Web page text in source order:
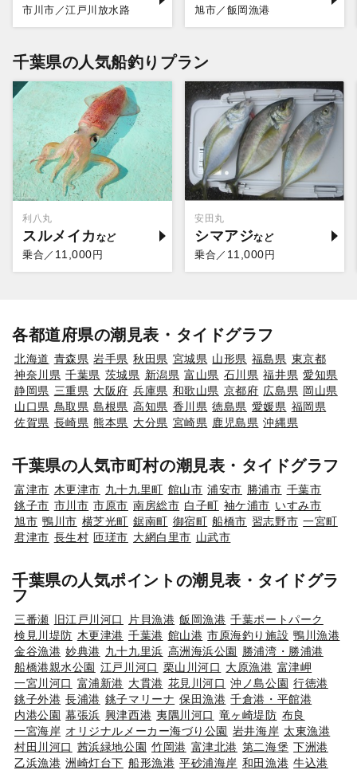
市川市／江戸川放水路 旭市／飯岡漁港
千葉県の人気船釣りプラン
利八丸
スルメイカ
乗合／ 11,000円
安田丸
シマアジ
乗合／ 11,000円
各都道府県の潮見表・タイドグラフ
北海道 青森県 岩手県 秋田県 宮城県 山形県 福島県 東京都
神奈川県 千葉県 茨城県 新潟県 富山県 石川県 福井県 愛知県
静岡県 三重県 大阪府 兵庫県 和歌山県 京都府 広島県 岡山県
山口県 鳥取県 島根県 高知県 香川県 徳島県 愛媛県 福岡県
佐賀県 長崎県 熊本県 大分県 宮崎県 鹿児島県 沖縄県
千葉県の人気市町村の潮見表・タイドグラフ
富津市 木更津市 九十九里町 館山市 浦安市 勝浦市 千葉市
銚子市 市川市 市原市 南房総市 白子町 袖ケ浦市 いすみ市
旭市 鴨川市 横芝光町 鋸南町 御宿町 船橋市 習志野市 一宮町
君津市 長生村 匝瑳市 大網白里市 山武市
千葉県の人気ポイントの潮見表・タイドグラ
フ
三番瀬 旧江戸川河口 片貝漁港 飯岡漁港 千葉ポートパーク
検見川堤防 木更津港 千葉港 館山港 市原海釣り施設 鴨川漁港
金谷漁港 妙典港 九十九里浜 高洲海浜公園 勝浦湾・勝浦港
船橋港親水公園 江戸川河口 栗山川河口 大原漁港 富津岬
一宮川河口 富浦新港 大貫港 花見川河口 沖ノ島公園 行徳港
銚子外港 長浦港 銚子マリーナ 保田漁港 千倉港・平館港
内港公園 幕張浜 興津西港 夷隅川河口 竜ヶ崎堤防 布良
一宮海岸 オリジナルメーカー海づり公園 岩井海岸 太東漁港
村田川河口 茜浜緑地公園 竹岡港 富津北港 第二海堡 下洲港
乙浜漁港 洲崎灯台下 船形漁港 平砂浦海岸 和田漁港 牛込港